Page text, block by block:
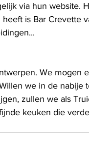
via hun website.
is Bar Crevette
We mogen
we in de nabije
zullen we als
keuken die